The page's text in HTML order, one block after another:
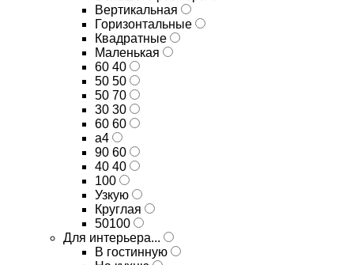
Вертикальная
Горизонтальные
Квадратные
Маленькая
60 40
50 50
50 70
30 30
60 60
а4
90 60
40 40
100
Узкую
Круглая
50100
Для интерьера...
В гостинную